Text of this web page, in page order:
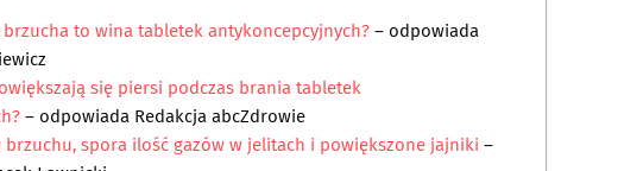
brzucha to wina tabletek antykoncepcyjnych?– odpowiada
się piersi podczas brania tabletek
– odpowiada Redakcja abcZdrowie
brzuchu, spora ilość gazów w jelitach i powiększone jajniki –